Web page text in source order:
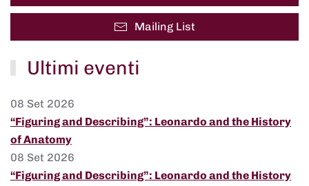
Mailing List
Ultimi eventi
08 Set 2026
“Figuring and Describing”: Leonardo and the History
of Anatomy
08 Set 2026
“Figuring and Describing”: Leonardo and the History